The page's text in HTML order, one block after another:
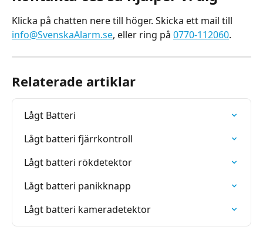
Klicka på chatten nere till höger. Skicka ett mail till
info@SvenskaAlarm.se, eller ring på 0770-112060.
Relaterade artiklar
Lågt Batteri
Lågt batteri fjärrkontroll
Lågt batteri rökdetektor
Lågt batteri panikknapp
Lågt batteri kameradetektor